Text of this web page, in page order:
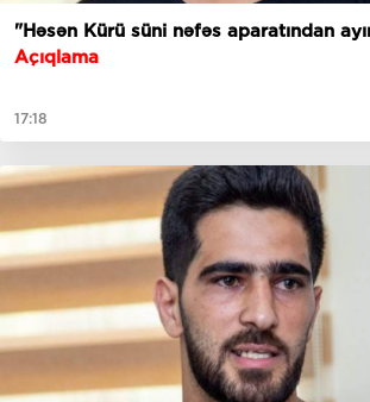
"Həsən Kürü süni nəfəs aparatından
Açıqlama
17:18